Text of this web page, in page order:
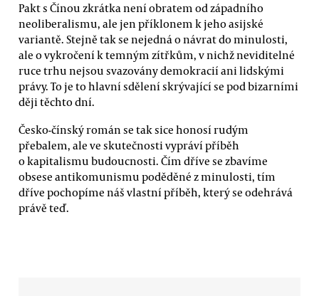
Pakt s Čínou zkrátka není obratem od západního
neoliberalismu, ale jen příklonem k jeho asijské
variantě. Stejně tak se nejedná o návrat do minulosti,
ale o vykročení k temným zítřkům, v nichž neviditelné
ruce trhu nejsou svazovány demokracií ani lidskými
právy. To je to hlavní sdělení skrývající se pod bizarními
ději těchto dní.
Česko-čínský román se tak sice honosí rudým
přebalem, ale ve skutečnosti vypráví příběh
o kapitalismu budoucnosti. Čím dříve se zbavíme
obsese antikomunismu poděděné z minulosti, tím
dříve pochopíme náš vlastní příběh, který se odehrává
právě teď.